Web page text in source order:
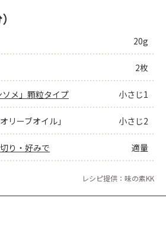
20g
2枚
ソメ」顆粒タイプ 小さじ1
リーブオイル」 小さじ2
り・好みで 適量
レシピ提供：味の素KK